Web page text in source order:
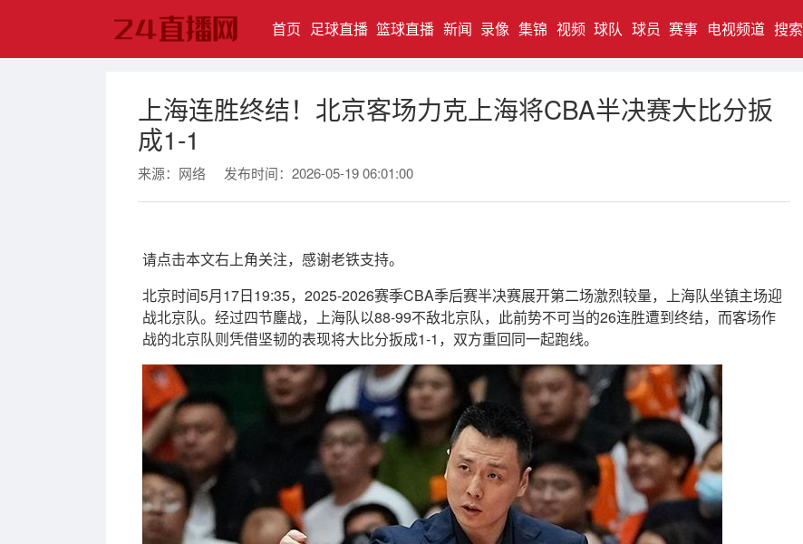
首页 (current)
足球直播 篮球直播 新闻 录像 集锦 视频 球队 球员 赛事 电视频道 搜索
上海连胜终结！北京客场力克上海将CBA半决赛大比分扳
成1-1
来源：网络 发布时间：2026-05-19 06:01:00
请点击本文右上角关注，感谢老铁支持。
北京时间5月17日19:35，2025-2026赛季CBA季后赛半决赛展开第二场激烈较量，上海队坐镇主场迎
战北京队。经过四节鏖战，上海队以88-99不敌北京队，此前势不可当的26连胜遭到终结，而客场作
战的北京队则凭借坚韧的表现将大比分扳成1-1，双方重回同一起跑线。